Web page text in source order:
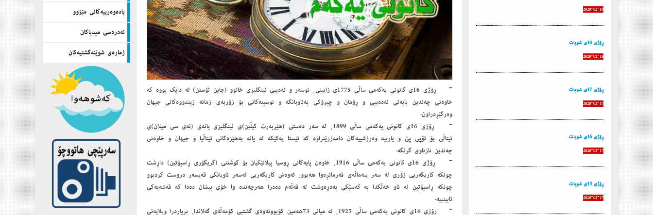
یاده‌وه‌رییه‌كانی مێژوو
ئه‌دره‌سی میدیاكان
ژماره‌ی شوێنه‌گشتیه‌كان
- ڕۆژی 16ی كانونی یەكەمی ساڵی 1775ی زایینی، نوسەر ‌و ئەدیبی ئینگلیزی خاتوو (جاین ئۆستن) لە دایك بووە كە
خاوەنی چەندین بابەتی ئەدەبیی ‌و ڕۆمان ‌و چیرۆكی بەناوبانگە ‌و نوسینەكانی بۆ زۆربەی زمانە زیندووەكانی جیهان
وەرگێڕدراون.
- ڕۆژی 16ی كانونی یەكەمی ساڵی 1899، لە سەر دەستی (هێربەرت كیڵبن)ی ئینگلیزی یانەی (ئەی سی میلان)ی
ئیتاڵی بۆ تۆپی پێ ‌و یارییە وەرزشییەكان دامەزرێنراوە كە ئێستا یەكێكە لە یانە بەهێزەكانی ئیتاڵیا ‌و جیهان ‌و خاوەنی
چەندین نازناوی گرنگە.
- ڕۆژی 16ی كانونی یەكەمی ساڵی 1916، خاوەن پایەكانی ڕوسیا پیلانێكیان بۆ كوشتنی (گریگۆری ڕاسپۆتین) داڕشت
چونكە كاریگەریی زۆری لە سەر بنەماڵەی فەرمانڕەوا هەبوو، ئەوەش كاریگەریی لەسەر ناوبانگی قەیسەر دروست كردبوو
چونكە ڕاسپۆتین لە ناو خەڵكدا بە كەسێكی بەدڕەوشت لە قەڵەم دەدرا هەرچەندە وا خۆی پیشان دەدا كە قەشەیەكی
ئایینییە.
- ڕۆژی 16ی كانونی یەكەمی ساڵی 1925، لە میانی 73هەمین كۆبوونەوەی گشتیی كۆمەڵەی گەلاندا، بڕیاردرا ویلایەتی
2020-02-18
ڕۆژی 18ی شوبات
2020-02-18
ڕۆژی 17ی شوبات
2020-02-17
ڕۆژی 16ی شوبات
2020-02-17
ڕۆژی 15ی شوبات
2020-02-17